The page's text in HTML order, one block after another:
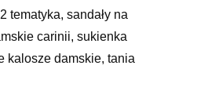
tematyka, sandały na
carinii, sukienka
kalosze damskie, tania